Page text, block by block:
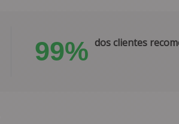
99% dos clientes